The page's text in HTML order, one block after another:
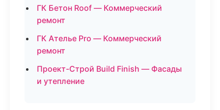
ГК Бетон Roof — Коммерческий
ремонт
ГК Ателье Pro — Коммерческий
ремонт
Проект-Строй Build Finish — Фасады
и утепление